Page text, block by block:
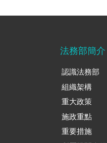
法務部簡介
認識法務部
組織架構
重大政策
施政重點
重要措施